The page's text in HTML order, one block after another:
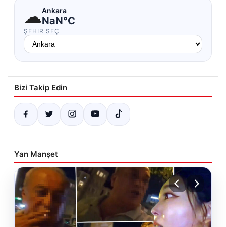
☁Ankara
NaN°C
ŞEHIR SEÇ
Bizi Takip Edin
Yan Manşet